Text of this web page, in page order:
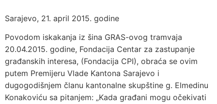
Sarajevo, 21. april 2015. godine
Povodom iskakanja iz šina GRAS-ovog tramvaja
20.04.2015. godine, Fondacija Centar za zastupanje
građanskih interesa, (Fondacija CPI), obraća se ovim
putem Premijeru Vlade Kantona Sarajevo i
dugogodišnjem članu kantonalne skupštine g. Elmedinu
Konakoviću sa pitanjem: „Kada građani mogu očekivati